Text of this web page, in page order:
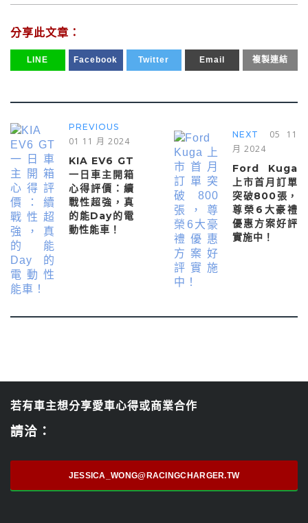
分享此文章：
LINE Facebook Twitter Email 複製連結
PREVIOUS
01 11 月 2024
KIA EV6 GT
一日車主開箱
心得評價：續
戰性超強，真
的能Day的電
動性能車！
NEXT
05 11
月 2024
Ford Kuga
上市首月訂單
突破800張，
尊榮6大豪禮
優惠方案好評
實施中！
若有車主想分享愛車心得或商業合作
請洽：
JESSICA_WONG@RACINGCHARGER.TW